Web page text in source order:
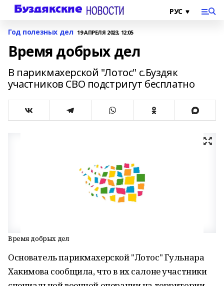
Год полезных дел 19 АПРЕЛЯ 2023, 12:05
Время добрых дел
В парикмахерской "Лотос" с.Буздяк
участников СВО подстригут бесплатно
Время добрых дел
Основатель парикмахерской "Лотос" Гульнара
Хакимова сообщила, что в их салоне участники